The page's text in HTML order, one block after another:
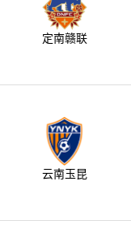
定南赣联
云南玉昆